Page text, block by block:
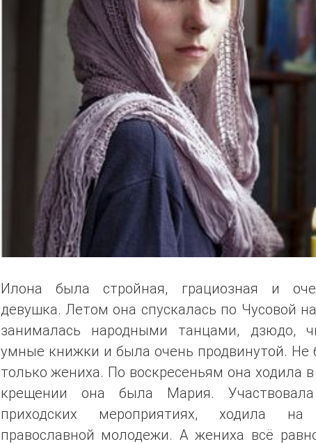
Илона была стройная, грациозная и
девушка. Летом она спускалась по Чусовой
занималась народными танцами, дзюдо,
умные книжки и была очень продвинутой. Не
только жениха. По воскресеньям она ходила
крещении она была Мария.
приходских мероприятиях, ходила на
православной молодежи. А жениха всё